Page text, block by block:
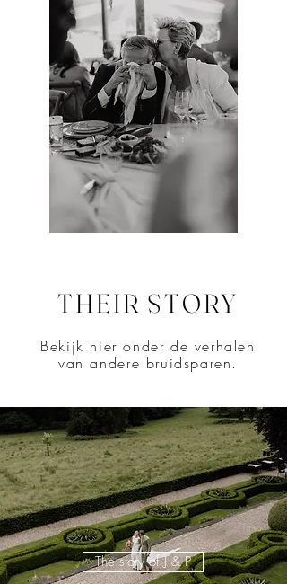
THEIR STORY
Bekijk hier onder de verhalen
van andere bruidsparen.
The story of J & P